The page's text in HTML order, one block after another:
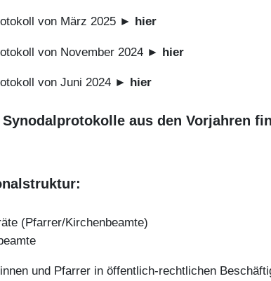
von März 2025 ► hier
von November 2024 ► hier
von Juni 2024 ► hier
Synodalprotokolle aus den Vorjahren
(Pfarrer/Kirchenbeamte)
und Pfarrer in öffentlich-rechtlichen